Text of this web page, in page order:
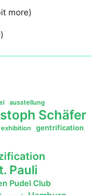
more)
ausstellung
Schäfer
exhibition gentrification
Pauli
Pudel Club